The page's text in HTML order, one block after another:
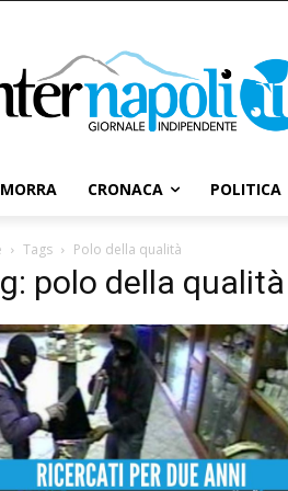
CRONACA POLITICA
Tags Polo della qualità
polo della qualità